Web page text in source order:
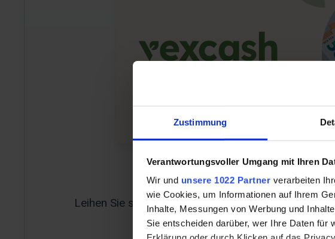
Zustimmung
Verantwortungsvoller Umgang mit Ihren
Wir und unsere 1022 Partner verarbeiten
wie Cookies, um Informationen auf Ihrem
Inhalte, Messungen von Werbung und
Sie entscheiden darüber, wer Ihre Daten für
800 Euro online
Leihen Sie schnell und unkompliziert 800 € – mit
Sie Ihre Anfrage jetzt online